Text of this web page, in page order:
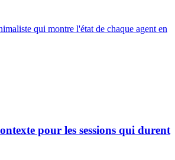
qui montre l'état de chaque agent en
pour les sessions qui durent